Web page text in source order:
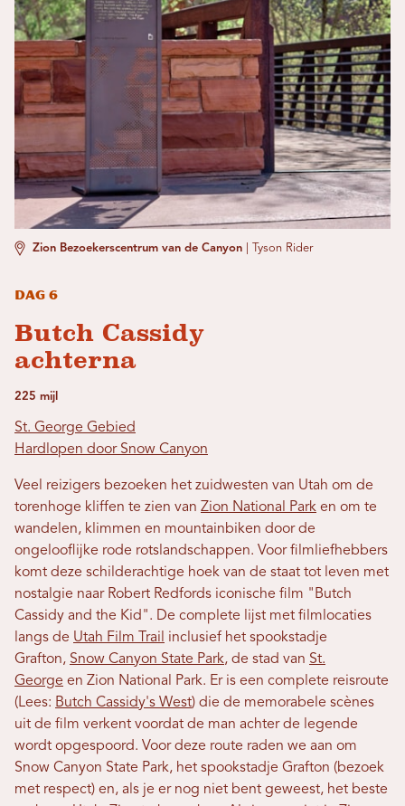
Zion Bezoekerscentrum van de Canyon Tyson Rider
Dag 6
Butch Cassidy
achterna
225 mijl
St. George Gebied
Hardlopen door Snow Canyon
Veel reizigers bezoeken het zuidwesten van Utah om de
torenhoge kliffen te zien van Zion National Park en om te
wandelen, klimmen en mountainbiken door de
ongelooflijke rode rotslandschappen. Voor filmliefhebbers
komt deze schilderachtige hoek van de staat tot leven met
nostalgie naar Robert Redfords iconische film "Butch
Cassidy and the Kid". De complete lijst met filmlocaties
langs de Utah Film Trail
inclusief het spookstadje
Grafton, Snow Canyon State Park, de stad van St.
George en Zion National Park. Er is een complete reisroute
(Lees: Butch Cassidy's West) die de memorabele scènes
uit de film verkent voordat de man achter de legende
wordt opgespoord. Voor deze route raden we aan om
Snow Canyon State Park, het spookstadje Grafton (bezoek
met respect) en, als je er nog niet bent geweest, het beste